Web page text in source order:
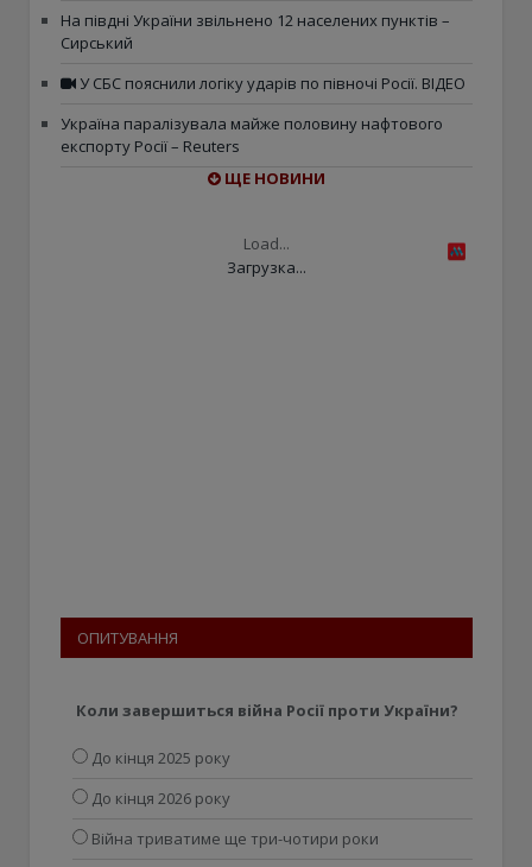
На півдні України звільнено 12 населених пунктів –
Сирський
У СБС пояснили логіку ударів по півночі Росії. ВІДЕО
Україна паралізувала майже половину нафтового
експорту Росії – Reuters
ЩЕ НОВИНИ
Load...
Загрузка...
ОПИТУВАННЯ
Коли завершиться війна Росії проти України?
До кінця 2025 року
До кінця 2026 року
Війна триватиме ще три-чотири роки